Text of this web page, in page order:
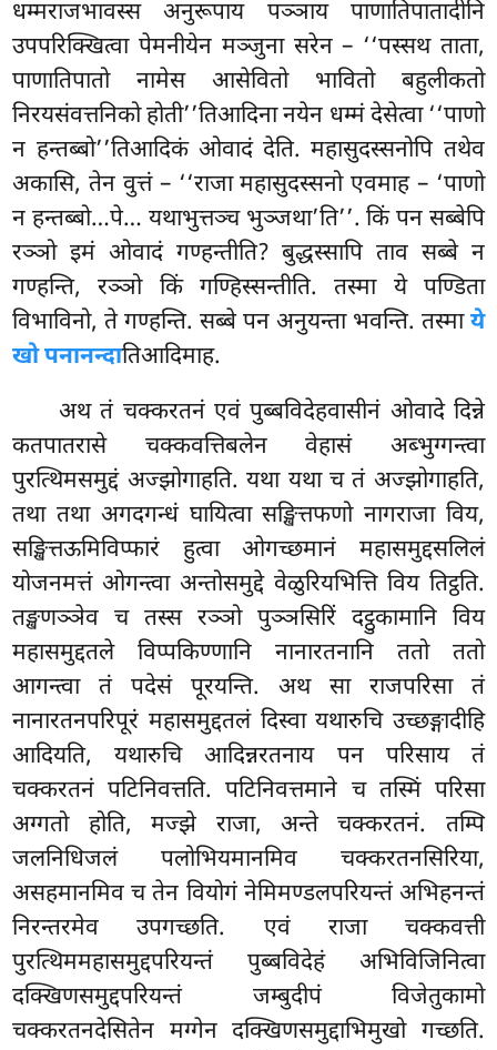
धम्मराजभावस्स अनुरूपाय पञ्ञाय पाणातिपातादीनि
उपपरिक्खित्वा पेमनीयेन मञ्जुना सरेन – ‘‘पस्सथ ताता,
पाणातिपातो नामेस आसेवितो भावितो बहुलीकतो
निरयसंवत्तनिको होती’’तिआदिना नयेन धम्मं देसेत्वा ‘‘पाणो
न हन्तब्बो’’तिआदिकं ओवादं देति. महासुदस्सनोपि तथेव
अकासि, तेन वुत्तं – ‘‘राजा महासुदस्सनो एवमाह – ‘पाणो
न हन्तब्बो…पे… यथाभुत्तञ्च भुञ्जथा’ति’’. किं पन सब्बेपि
रञ्ञो इमं ओवादं गण्हन्तीति? बुद्धस्सापि ताव सब्बे न
गण्हन्ति, रञ्ञो किं गण्हिस्सन्तीति. तस्मा ये पण्डिता
विभाविनो, ते गण्हन्ति. सब्बे पन अनुयन्ता भवन्ति. तस्माये
खो पनानन्दातिआदिमाह.
अथ तं चक्करतनं एवं पुब्बविदेहवासीनं ओवादे दिन्ने
कतपातरासे चक्कवत्तिबलेन वेहासं अब्भुग्गन्त्वा
पुरत्थिमसमुद्दं अज्झोगाहति. यथा यथा च तं अज्झोगाहति,
तथा तथा अगदगन्धं घायित्वा सङ्खित्तफणो नागराजा विय,
सङ्खित्तऊमिविप्फारं हुत्वा ओगच्छमानं महासमुद्दसलिलं
योजनमत्तं ओगन्त्वा अन्तोसमुद्दे वेळुरियभित्ति विय तिट्ठति.
तङ्खणञ्ञेव च तस्स रञ्ञो पुञ्ञसिरिं दट्ठुकामानि विय
महासमुद्दतले विप्पकिण्णानि नानारतनानि ततो ततो
आगन्त्वा तं पदेसं पूरयन्ति. अथ सा राजपरिसा तं
नानारतनपरिपूरं महासमुद्दतलं दिस्वा यथारुचि उच्छङ्गादीहि
आदियति, यथारुचि आदिन्नरतनाय पन परिसाय तं
चक्करतनं पटिनिवत्तति. पटिनिवत्तमाने च तस्मिं परिसा
अग्गतो होति, मज्झे राजा, अन्ते चक्करतनं. तम्पि
जलनिधिजलं पलोभियमानमिव चक्करतनसिरिया,
असहमानमिव च तेन वियोगं नेमिमण्डलपरियन्तं अभिहनन्तं
निरन्तरमेव उपगच्छति. एवं राजा चक्कवत्ती
पुरत्थिममहासमुद्दपरियन्तं पुब्बविदेहं अभिविजिनित्वा
दक्खिणसमुद्दपरियन्तं जम्बुदीपं विजेतुकामो
चक्करतनदेसितेन मग्गेन दक्खिणसमुद्दाभिमुखो गच्छति.